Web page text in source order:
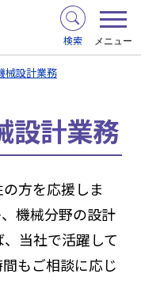
検索 メニュー
械設計業務
設計業務
方を応援しま
機械分野の設計
当社で活躍して
もご相談に応じ